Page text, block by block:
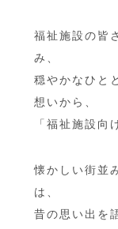
福祉施設の皆
み、
穏やかなひと
想いから、
「福祉施設向
懐かしい街並
は、
昔の思い出を